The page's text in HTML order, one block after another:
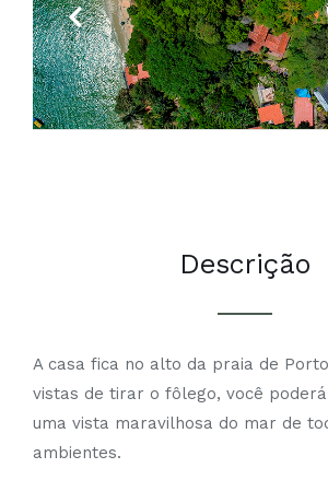
Descrição
A casa fica no alto da praia de
vistas de tirar o fôlego, você
uma vista maravilhosa do mar de
ambientes.